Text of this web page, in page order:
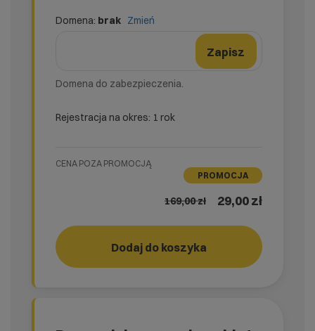
Domena: brak Zmień
Zmień formularz domeny
Zapisz
Domena do zabezpieczenia.
Rejestracja na okres: 1 rok
CENA POZA PROMOCJĄ
PROMOCJA
169,00zł 29,00 zł
Dodaj do koszyka